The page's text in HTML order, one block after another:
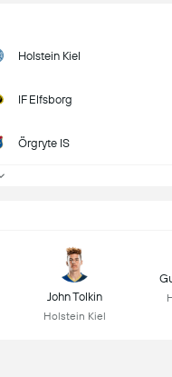
Holstein Kiel
IF Elfsborg
Örgryte IS
John Tolkin
Holstein Kiel